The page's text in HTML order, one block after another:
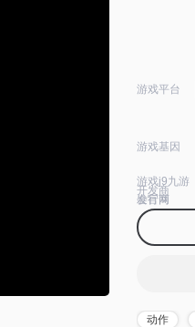
游戏平台
游戏基因
游戏j9九游
会官网
开发商
发行商
动作